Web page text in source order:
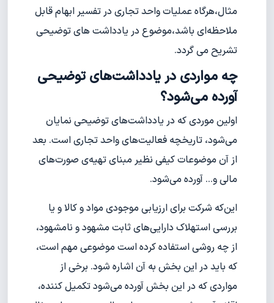
مثال،هرگاه عملیات واحد تجاری در تفسیر ابهام قابل
ملاحظه‌ای باشد،موضوع در یادداشت های توضیحی
تشریح می گردد.
چه مواردی در یادداشت‌های توضیحی
آورده می‌شود؟
اولین موردی که در یادداشت‌های توضیحی نمایان
می‌شود، تاریخچه فعالیت‌های واحد تجاری است. بعد
از آن موضوعات کیفی نظیر مبنای تهیه‌ی صورت‌های
مالی و... آورده می‌شود.
این‌که شرکت برای ارزیابی موجودی مواد و کالا و یا
بررسی استهلاک دارایی‌های ثابت مشهود و نامشهود،
از چه روشی استفاده کرده است موضوعی مهم است،
که باید در این بخش به آن اشاره شود. برخی از
مواردی که در این بخش آورده می‌شود تکمیل کننده،